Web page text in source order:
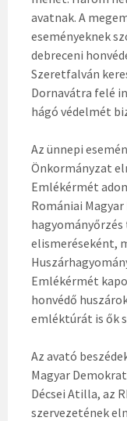
avatnak. A
eseményeknek
debreceni
Szeretfalván
Dornavátra felé
hágó védelmét
Az ünnepi
Önkormányzat
Emlékérmét
Romániai
elismeréseként,
Emlékérmét
honvédő
emléktúrát is ők
Az avató
Magyar
Décsei Atilla, az
szervezetének